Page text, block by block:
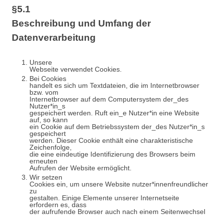
§5.1
Beschreibung und Umfang der
Datenverarbeitung
Unsere
Webseite verwendet Cookies.
Bei Cookies
handelt es sich um Textdateien, die im Internetbrowser
bzw. vom
Internetbrowser auf dem Computersystem der_des
Nutzer*in_s
gespeichert werden. Ruft ein_e Nutzer*in eine Website
auf, so kann
ein Cookie auf dem Betriebssystem der_des Nutzer*in_s
gespeichert
werden. Dieser Cookie enthält eine charakteristische
Zeichenfolge,
die eine eindeutige Identifizierung des Browsers beim
erneuten
Aufrufen der Website ermöglicht.
Wir setzen
Cookies ein, um unsere Website nutzer*innenfreundlicher
zu
gestalten. Einige Elemente unserer Internetseite
erfordern es, dass
der aufrufende Browser auch nach einem Seitenwechsel